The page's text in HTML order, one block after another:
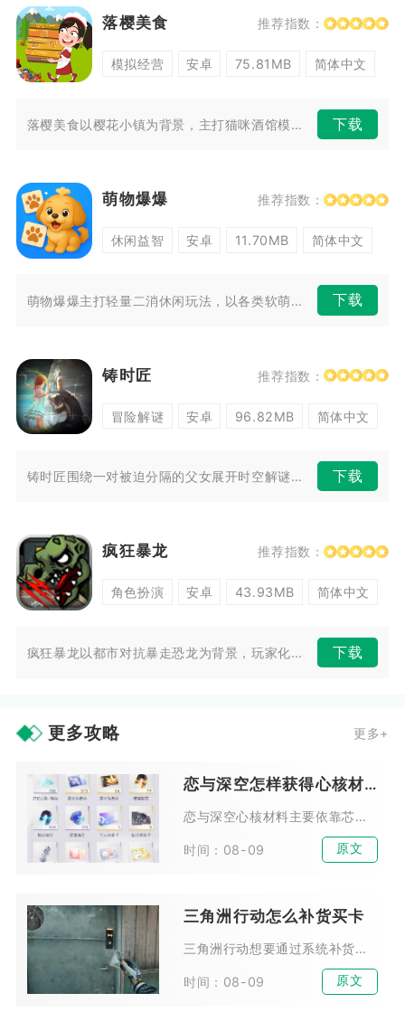
落樱美食 推荐指数：
模拟经营 安卓 75.81MB 简体中文
落樱美食以樱花小镇为背景，主打猫咪酒馆模拟经营。玩家接手一间小店，制作... 下载
萌物爆爆 推荐指数：
休闲益智 安卓 11.70MB 简体中文
萌物爆爆主打轻量二消休闲玩法，以各类软萌小动物为核心消除元素，适配各类... 下载
铸时匠 推荐指数：
冒险解谜 安卓 96.82MB 简体中文
铸时匠围绕一对被迫分隔的父女展开时空解谜冒险，破碎的怀表让小镇陷入时间... 下载
疯狂暴龙 推荐指数：
角色扮演 安卓 43.93MB 简体中文
疯狂暴龙以都市对抗暴走恐龙为背景，玩家化身城市守护者，使用各类枪械对抗... 下载
更多攻略 更多+
恋与深空怎样获得心核材料
恋与深空心核材料主要依靠芯核狩猎副本稳定产出，辅以商店兑换、闲置芯核分解、限时活动奖励、深空试炼额外掉落五种渠道获取，其中芯核狩猎是长期量产高品质心核的核心途径，其余方式...
时间：08-09 原文
三角洲行动怎么补货买卡
三角洲行动想要通过系统补货低价购入各类房卡与钥匙卡，核心操作是在交易行依托价格波动判断系统投放节点，配合固定时段蹲守与界面优化完成快速抢购，整套流程可稳定把购卡成本压缩至...
时间：08-09 原文